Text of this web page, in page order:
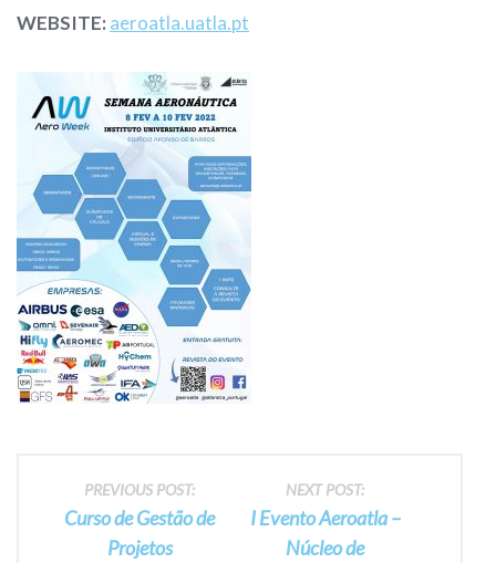
WEBSITE: aeroatla.uatla.pt
Post
navigation
PREVIOUS POST:
Curso de Gestão de
Projetos
NEXT POST:
I Evento Aeroatla –
Núcleo de